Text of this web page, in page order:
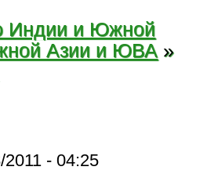
Индии и Южной
Азии и ЮВА »
- 04:25